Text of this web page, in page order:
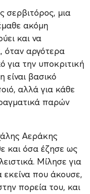
σερβιτόρος, μια
ακόμη
και να
όταν αργότερα
για την υποκριτική
είναι βασικό
αλλά για κάθε
παρών
Αεράκης
και όσα έζησε ως
Μίλησε για
εκείνα που άκουσε,
πορεία του, και